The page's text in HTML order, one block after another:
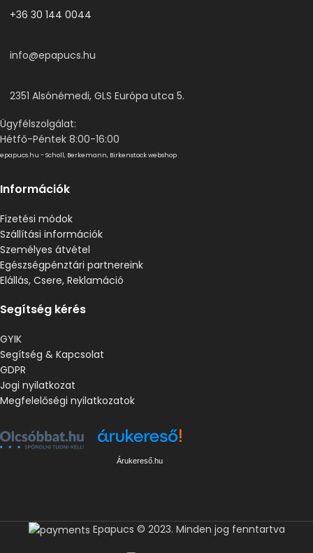
+36 30 144 0044
info@epapucs.hu
2351 Alsónémedi, GLS Európa utca 5.
Ügyfélszolgálat:
Hétfő-Péntek 8:00-16:00
epapucs.hu - Scholl, Berkemann, Birkenstock webshop
Információk
Fizetési módok
Szállítási információk
Személyes átvétel
Egészségpénztári partnereink
Elállás, Csere, Reklamáció
Segítség kérés
GYIK
Segítség & Kapcsolat
GDPR
Jogi nyilatkozat
Megfelelőségi nyilatkozatok
Árukereső.hu
Epapucs © 2023. Minden jog fenntartva